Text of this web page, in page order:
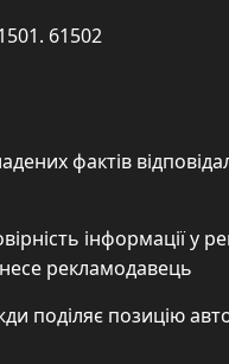
61502
фактів
інформації у
несе рекламодавець
поділяє позицію